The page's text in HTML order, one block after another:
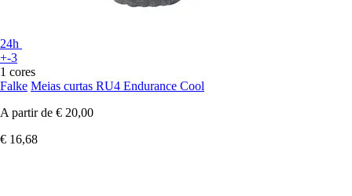
24h
+-3
1 cores
Falke Meias curtas RU4 Endurance Cool
A partir de € 20,00
€ 16,68